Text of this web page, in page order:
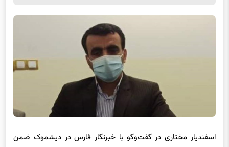
اسفندیار مختاری در گفت‌وگو با خبرنگار فارس در دیشموک ضمن